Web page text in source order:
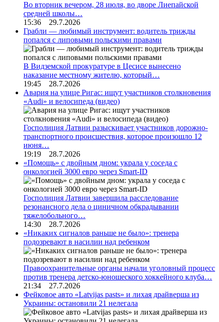
Во вторник вечером, 28 июля, во дворе Лиепайской
средней школы…
15:36 29.7.2026
Грабли — любимый инструмент: водитель трижды
попался с липовыми польскими правами
В Видземской прокуратуре в Цесисе вынесено
наказание местному жителю, который…
19:45 28.7.2026
Авария на улице Ригас: ищут участников столкновения
«Audi» и велосипеда (видео)
Госполиция Латвии разыскивает участников дорожно-
транспортного происшествия, которое произошло 12
июня…
19:19 28.7.2026
«Помощь» с двойным дном: украла у соседа с
онкологией 3000 евро через Smart-ID
Госполиция Латвии завершила расследование
резонансного дела о циничном обкрадывании
тяжелобольного…
14:30 28.7.2026
«Никаких сигналов раньше не было»: тренера
подозревают в насилии над ребенком
Правоохранительные органы начали уголовный процесс
против тренера детско-юношеского хоккейного клуба…
21:34 27.7.2026
Фейковое авто «Latvijas pasts» и лихая драйверша из
Украины: остановили 21 нелегала